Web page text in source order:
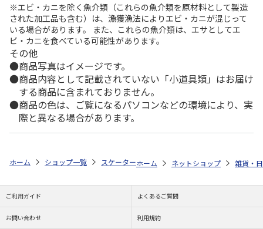
※エビ・カニを除く魚介類（これらの魚介類を原材料として製造
された加工品も含む）は、漁獲漁法によりエビ・カニが混じって
いる場合があります。 また、これらの魚介類は、エサとしてエ
ビ・カニを食べている可能性があります。
その他
商品写真はイメージです。
商品内容として記載されていない「小道具類」はお届け
する商品に含まれておりません。
商品の色は、ご覧になるパソコンなどの環境により、実
際と異なる場合があります。
ホーム ショップ一覧 スケーター 抗菌音のならない箸・箸箱セット
ホーム ネットショップ 雑貨・
ご利用ガイド よくあるご質問
お問い合わせ 利用規約